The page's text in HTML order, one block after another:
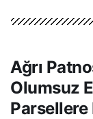
Ağrı
Olumsuz
Parsellere